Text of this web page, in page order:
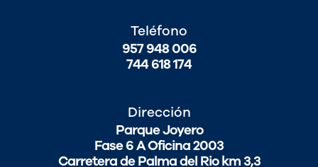
Teléfono
957 948 006
744 618 174
Dirección
Parque Joyero
Fase 6 A Oficina 2003
Carretera de Palma del Rio km 3,3